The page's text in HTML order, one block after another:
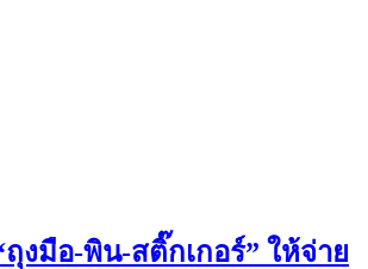
ถุงมือ-พิน-สติ๊กเกอร์” ให้จ่าย